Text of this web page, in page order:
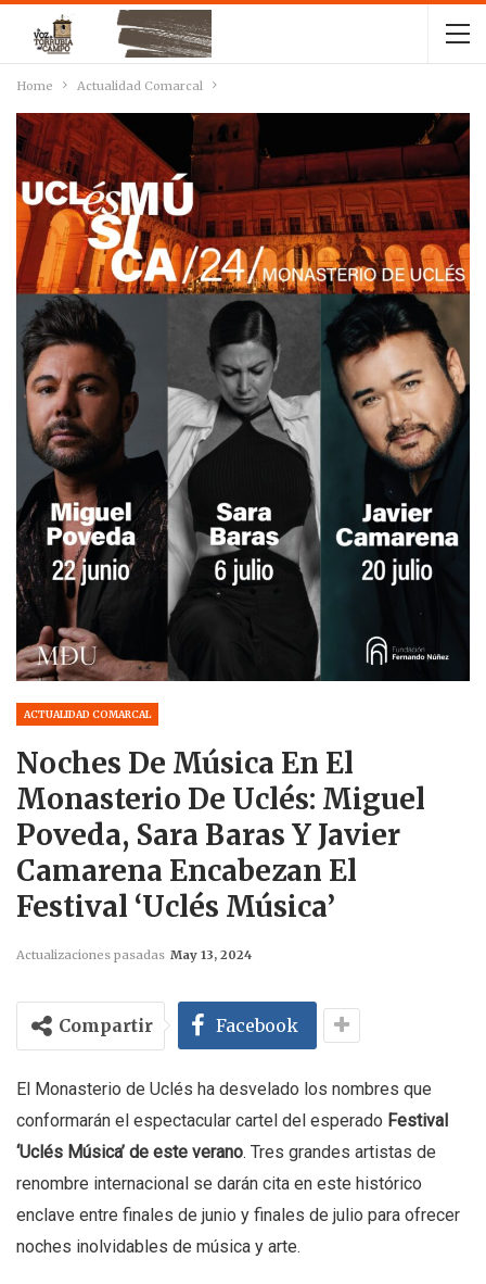
Home Actualidad Comarcal
ACTUALIDAD COMARCAL
Noches De Música En El
Monasterio De Uclés: Miguel
Poveda, Sara Baras Y Javier
Camarena Encabezan El
Festival ‘Uclés Música’
Actualizaciones pasadas May 13, 2024
Compartir Facebook
El Monasterio de Uclés ha desvelado los nombres que
conformarán el espectacular cartel del esperado Festival
‘Uclés Música’ de este verano. Tres grandes artistas de
renombre internacional se darán cita en este histórico
enclave entre finales de junio y finales de julio para ofrecer
noches inolvidables de música y arte.